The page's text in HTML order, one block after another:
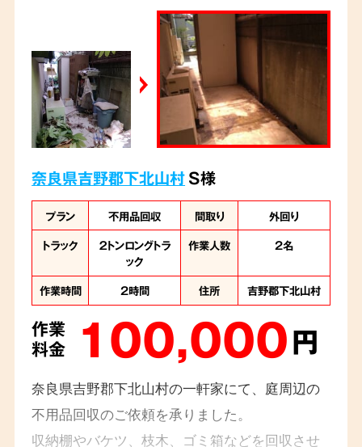
奈良県吉野郡下北山村S様
プラン 不用品回収 間取り
外回り
トラック
２トンロングトラ
ック
作業人数 2名
作業時間 2時間 住所 吉野郡下北山村
作業
料金
100,000円
奈良県吉野郡下北山村の一軒家にて、庭周辺の
不用品回収のご依頼を承りました。
収納棚やバケツ、枝木、ゴミ箱などを回収させ